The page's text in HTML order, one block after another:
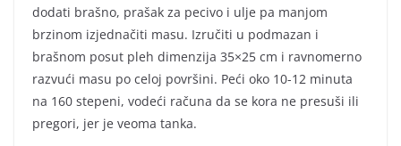
dodati brašno, prašak za pecivo i ulje pa manjom
brzinom izjednačiti masu. Izručiti u podmazan i
brašnom posut pleh dimenzija 35×25 cm i ravnomerno
razvući masu po celoj površini. Peći oko 10-12 minuta
na 160 stepeni, vodeći računa da se kora ne presuši ili
pregori, jer je veoma tanka.